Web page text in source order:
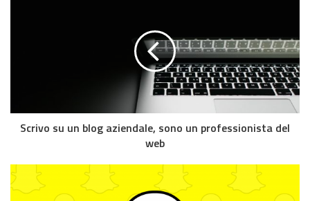
Scrivo su un blog aziendale, sono un professionista del
web